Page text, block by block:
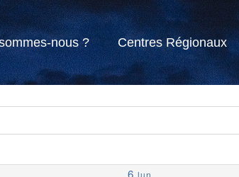
nous ? Centres Régionaux
6 lun